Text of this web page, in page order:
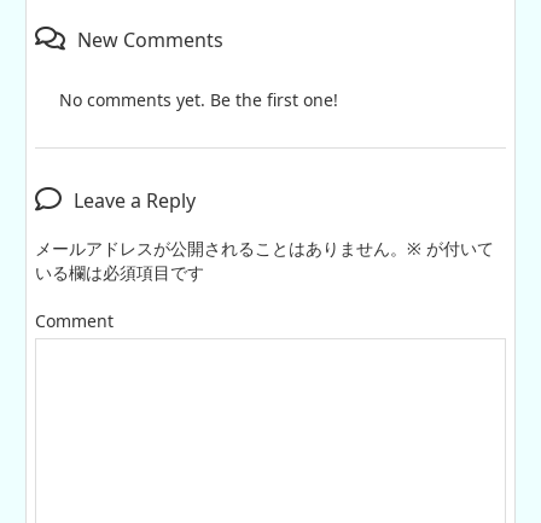
New Comments
No comments yet. Be the first one!
Leave a Reply
メールアドレスが公開されることはありません。 ※ が付いて
いる欄は必須項目です
Comment